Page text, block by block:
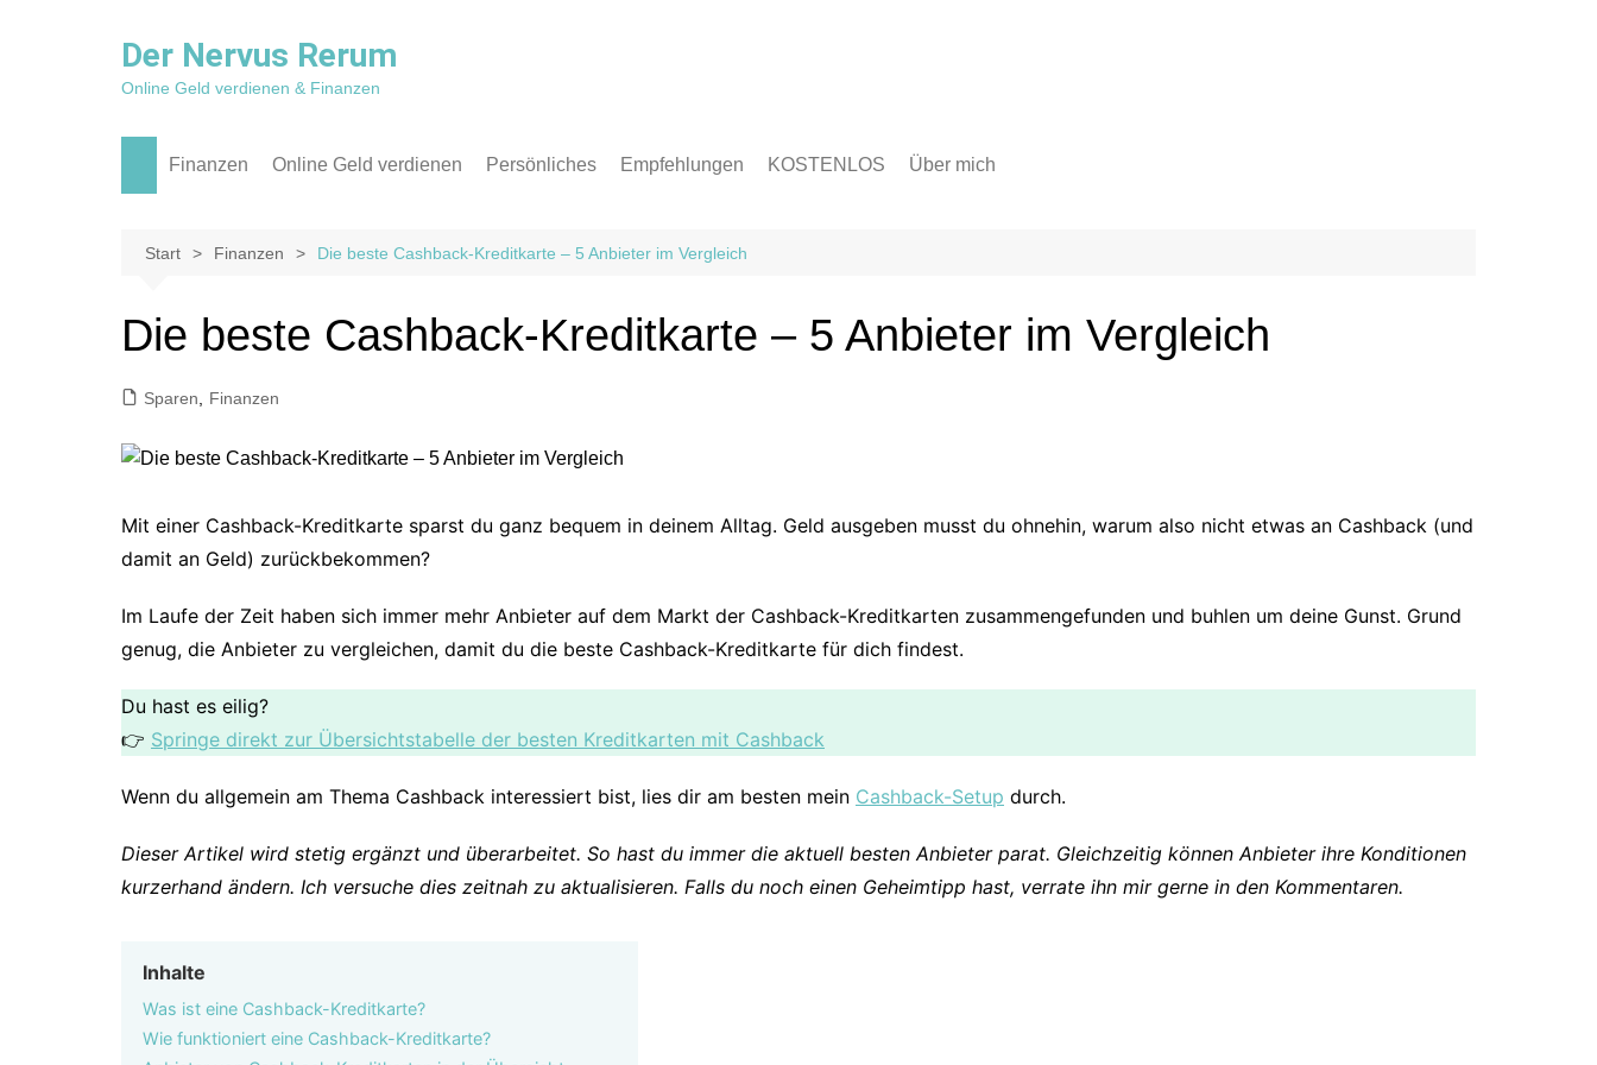
Der Nervus Rerum
Online Geld verdienen & Finanzen
Finanzen
Kredit
Sparen
Online Geld verdienen
Apps
Social Media
Persönliches
Rückblicke & Ziele
Empfehlungen KOSTENLOS Über mich
Start Finanzen Die beste Cashback-Kreditkarte – 5 Anbieter im Vergleich
Die beste Cashback-Kreditkarte – 5 Anbieter im Vergleich
Sparen Finanzen
Mit einer Cashback-Kreditkarte sparst du ganz bequem in deinem Alltag. Geld ausgeben musst du ohnehin, warum also nicht etwas an Cashback (und
damit an Geld) zurückbekommen?
Im Laufe der Zeit haben sich immer mehr Anbieter auf dem Markt der Cashback-Kreditkarten zusammengefunden und buhlen um deine Gunst. Grund
genug, die Anbieter zu vergleichen, damit du die beste Cashback-Kreditkarte für dich findest.
Du hast es eilig?
👉 Springe direkt zur Übersichtstabelle der besten Kreditkarten mit Cashback
Wenn du allgemein am Thema Cashback interessiert bist, lies dir am besten mein Cashback-Setup durch.
Dieser Artikel wird stetig ergänzt und überarbeitet. So hast du immer die aktuell besten Anbieter parat. Gleichzeitig können Anbieter ihre Konditionen
kurzerhand ändern. Ich versuche dies zeitnah zu aktualisieren. Falls du noch einen Geheimtipp hast, verrate ihn mir gerne in den Kommentaren.
Inhalte
Was ist eine Cashback-Kreditkarte?
Wie funktioniert eine Cashback-Kreditkarte?